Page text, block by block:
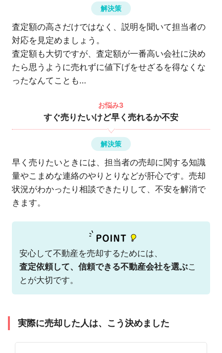
解決策
査定額の高さだけではなく、説明を聞いて担当者の
対応を見定めましょう。
査定額も大切ですが、査定額が一番高い会社に決め
たら思うように売れずに値下げをせざるを得なくな
ったなんてことも…
お悩み3
すぐ売りたいけど早く売れるか不安
解決策
早く売りたいときには、担当者の売却に関する知識
量やこまめな連絡のやりとりなどが肝心です。売却
状況がわかったり相談できたりして、不安を解消で
きます。
安心して不動産を売却するためには、
査定依頼して、信頼できる不動産会社を選ぶこ
とが大切です。
実際に売却した人は、こう決めました